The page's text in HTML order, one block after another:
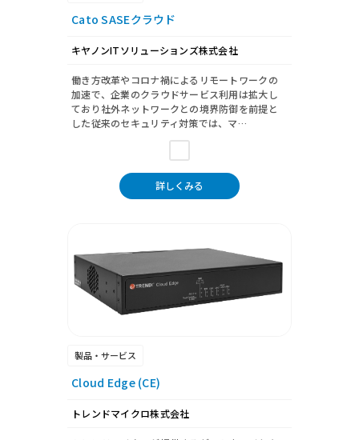
Cato SASEクラウド
キヤノンITソリューションズ株式会社
働き方改革やコロナ禍によるリモートワークの
加速で、企業のクラウドサービス利用は拡大し
ており社外ネットワークとの境界防御を前提と
した従来のセキュリティ対策では、マ…
詳しくみる
製品・サービス
Cloud Edge (CE)
トレンドマイクロ株式会社